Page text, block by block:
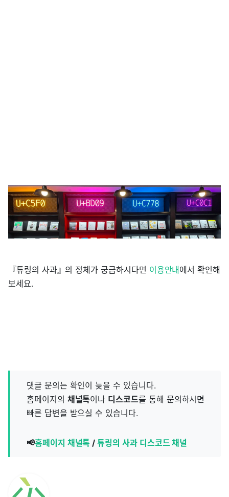
『튜링의 사과』의 정체가 궁금하시다면 이용안내에서 확인해
보세요.
댓글 문의는 확인이 늦을 수 있습니다.
홈페이지의 채널톡이나 디스코드를 통해 문의하시면
빠른 답변을 받으실 수 있습니다.
📢홈페이지 채널톡 /튜링의 사과 디스코드 채널